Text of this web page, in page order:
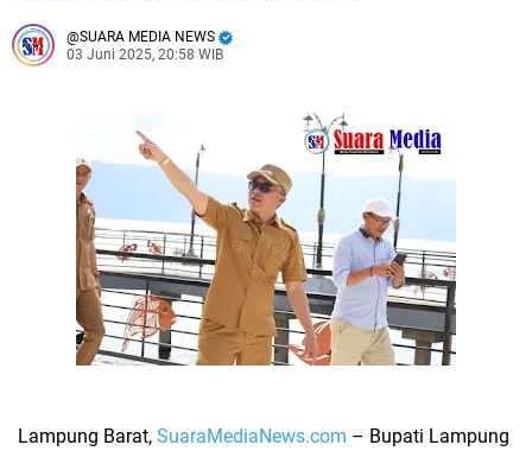
SUARA MEDIA NEWS
03 Juni 2025, 20:58 WIB
Lampung Barat, SuaraMediaNews.com – Bupati Lampung